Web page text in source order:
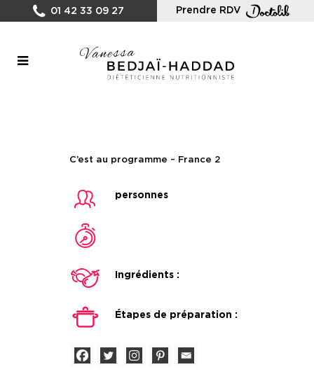
01 42 33 09 27 Prendre RDV
C’est au programme – France 2
personnes
Ingrédients :
Étapes de préparation :